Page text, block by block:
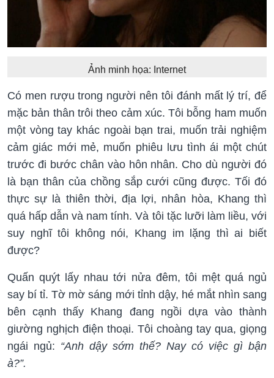
Ảnh minh họa: Internet
Có men rượu trong người nên tôi đánh mất lý trí, để
mặc bản thân trôi theo cảm xúc. Tôi bỗng ham muốn
một vòng tay khác ngoài bạn trai, muốn trải nghiệm
cảm giác mới mẻ, muốn phiêu lưu tình ái một chút
trước đi bước chân vào hôn nhân. Cho dù người đó
là bạn thân của chồng sắp cưới cũng được. Tối đó
thực sự là thiên thời, địa lợi, nhân hòa, Khang thì
quá hấp dẫn và nam tính. Và tôi tặc lưỡi làm liều, với
suy nghĩ tôi không nói, Khang im lặng thì ai biết
được?
Quấn quýt lấy nhau tới nửa đêm, tôi mệt quá ngủ
say bí tỉ. Tờ mờ sáng mới tỉnh dậy, hé mắt nhìn sang
bên cạnh thấy Khang đang ngồi dựa vào thành
giường nghịch điện thoại. Tôi choàng tay qua, giọng
ngái ngủ: “Anh dậy sớm thế? Nay có việc gì bận
à?”.